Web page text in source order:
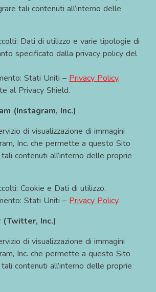
tali contenuti all’interno delle
Dati di utilizzo e varie tipologie di
specificato dalla privacy policy del
Stati Uniti – Privacy Policy.
al Privacy Shield.
(Instagram, Inc.)
di visualizzazione di immagini
Inc. che permette a questo Sito
contenuti all’interno delle proprie
Cookie e Dati di utilizzo.
Stati Uniti – Privacy Policy.
Inc.)
di visualizzazione di immagini
Inc. che permette a questo Sito
contenuti all’interno delle proprie